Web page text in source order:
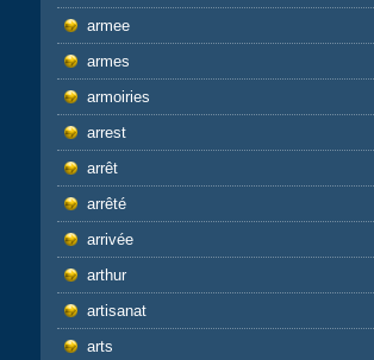
armee
armes
armoiries
arrest
arrêt
arrêté
arrivée
arthur
artisanat
arts